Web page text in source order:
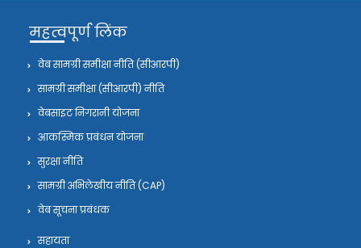
महत्वपूर्ण लिंक
वेब सामग्री समीक्षा नीति (सीआरपी)
सामग्री समीक्षा (सीआरपी) नीति
वेबसाइट निगरानी योजना
आकस्मिक प्रबंधन योजना
सुरक्षा नीति
सामग्री अभिलेखीय नीति (CAP)
वेब सूचना प्रबंधक
सहायता